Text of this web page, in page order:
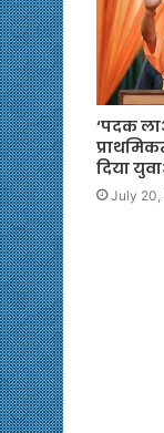
‘पदक
दिया
July 20,